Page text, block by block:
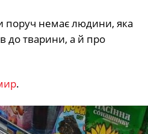
поруч немає людини, яка
до тварини, а й про
.